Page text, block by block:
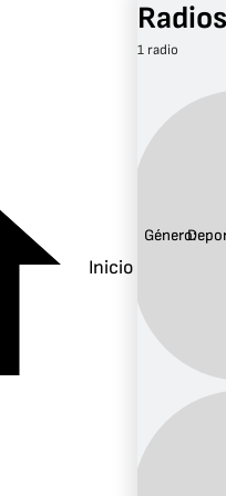
Inicio
1 radio
Género: